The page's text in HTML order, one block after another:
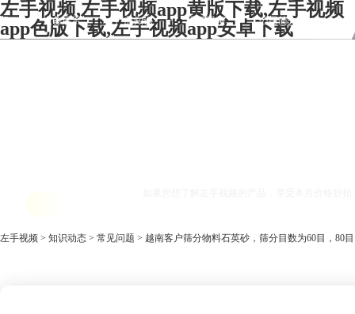
左手视频,左手视频app黄版下载,左手视频
app色版下载,左手视频app安卓下载
设备展示 产品知识 现场视频 公司简介
左手视频 > 知识动态 > 常见问题 > 越南客户筛分物料石英砂，筛分目数为60目，80目